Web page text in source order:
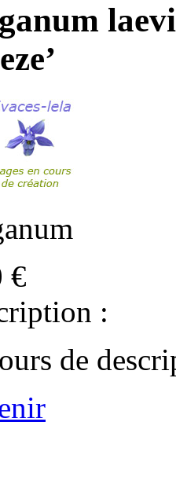
€
:
de